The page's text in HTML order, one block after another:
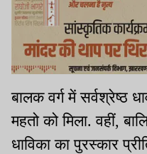
बालक वर्ग में सर्वश्रेष्ठ
महतो को मिला. वहीं,
धाविका का पुरस्कार